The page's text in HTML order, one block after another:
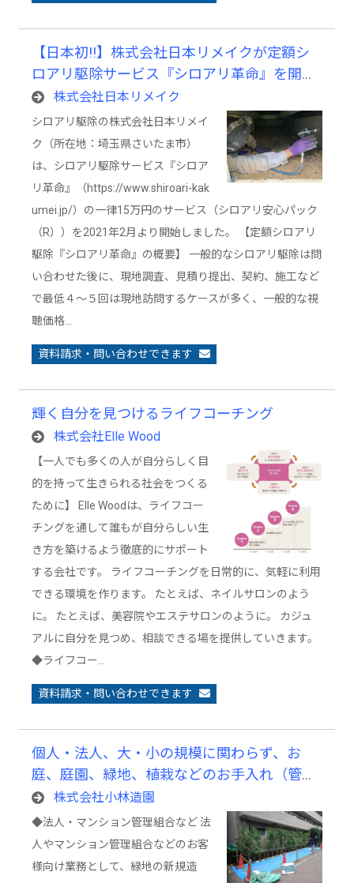
【日本初!!】株式会社日本リメイクが定額シ
ロアリ駆除サービス『シロアリ革命』を開
始！見積不要で訪問回数１回のみ、利用者と
の接触回数を徹底的に減らし家を守る
株式会社日本リメイク
シロアリ駆除の株式会社日本リメイ
ク（所在地：埼玉県さいたま市）
は、シロアリ駆除サービス『シロア
リ革命』（https://www.shiroari-kak
umei.jp/）の一律15万円のサービス（シロアリ安心パック
（R））を2021年2月より開始しました。 【定額シロアリ
駆除『シロアリ革命』の概要】 一般的なシロアリ駆除は問
い合わせた後に、現地調査、見積り提出、契約、施工など
で最低４～５回は現地訪問するケースが多く、一般的な視
聴価格…
資料請求・問い合わせできます
輝く自分を見つけるライフコーチング
株式会社Elle Wood
【一人でも多くの人が自分らしく目
的を持って生きられる社会をつくる
ために】 Elle Woodは、ライフコー
チングを通して誰もが自分らしい生
き方を築けるよう徹底的にサポート
する会社です。 ライフコーチングを日常的に、気軽に利用
できる環境を作ります。 たとえば、ネイルサロンのよう
に。 たとえば、美容院やエステサロンのように。 カジュ
アルに自分を見つめ、相談できる場を提供していきます。
◆ライフコー…
資料請求・問い合わせできます
個人・法人、大・小の規模に関わらず、お
庭、庭園、緑地、植栽などのお手入れ（管
理）及び造成業務
株式会社小林造園
◆法人・マンション管理組合など 法
人やマンション管理組合などのお客
様向け業務として、緑地の新規造